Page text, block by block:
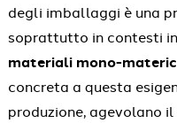
degli imballaggi è una
soprattutto in contesti
materiali mono-
concreta a questa
produzione, agevolano